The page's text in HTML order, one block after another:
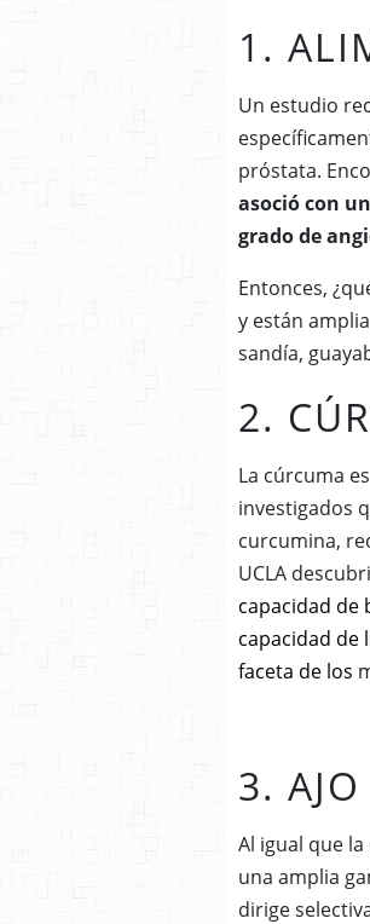
1.
Un estudio
próstata.
asoció con
grado de
Entonces,
y están
sandía,
2.
La cúrcuma
investigados
curcumina,
UCLA
capacidad de
capacidad de
faceta de los
3. AJO
Al igual que
una amplia
dirige